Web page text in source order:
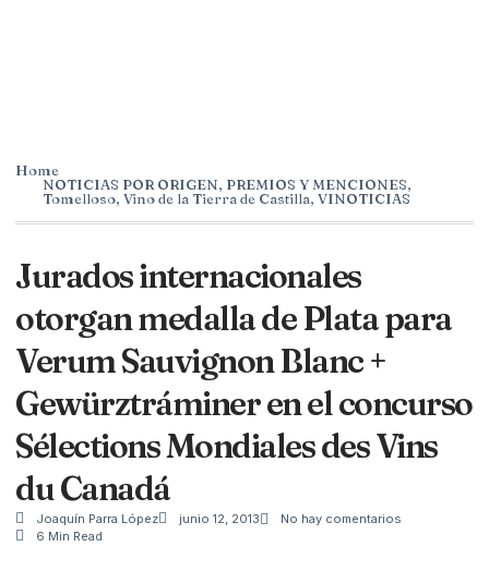
Home
NOTICIAS POR ORIGEN, PREMIOS Y MENCIONES,
Tomelloso, Vino de la Tierra de Castilla, VINOTICIAS
Jurados internacionales
otorgan medalla de Plata para
Verum Sauvignon Blanc +
Gewürztráminer en el concurso
Sélections Mondiales des Vins
du Canadá
Joaquín Parra López junio 12, 2013
No hay comentarios
6 Min Read